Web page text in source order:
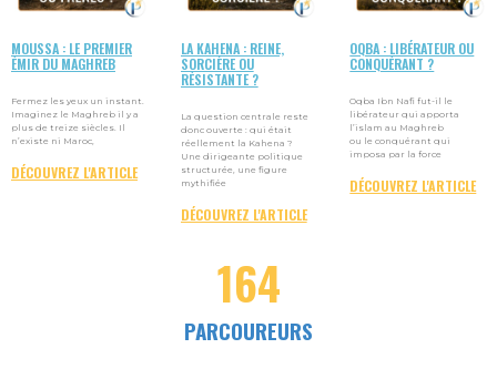
MOUSSA : LE PREMIER
ÉMIR DU MAGHREB
Fermez les yeux un instant.
Imaginez le Maghreb il y a
plus de treize siècles. Il
n’existe ni Maroc,
DÉCOUVREZ L'ARTICLE
LA KAHENA : REINE,
SORCIÈRE OU
RÉSISTANTE ?
La question centrale reste
donc ouverte : qui était
réellement la Kahena ?
Une dirigeante politique
structurée, une figure
mythifiée
DÉCOUVREZ L'ARTICLE
OQBA : LIBÉRATEUR OU
CONQUÉRANT ?
Oqba Ibn Nafi fut-il le
libérateur qui apporta
l’islam au Maghreb
ou le conquérant qui
imposa par la force
DÉCOUVREZ L'ARTICLE
PARCOUREURS
204